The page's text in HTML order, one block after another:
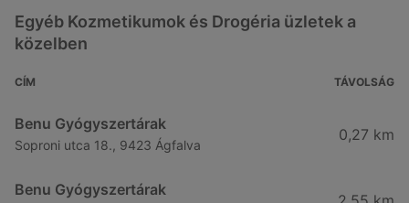
Egyéb Kozmetikumok és Drogéria üzletek a
közelben
CÍM TÁVOLSÁG
Benu Gyógyszertárak
Soproni utca 18., 9423 Ágfalva
0,27 km
Benu Gyógyszertárak